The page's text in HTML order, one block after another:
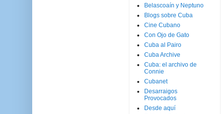
Belascoaín y Neptuno
Blogs sobre Cuba
Cine Cubano
Con Ojo de Gato
Cuba al Pairo
Cuba Archive
Cuba: el archivo de
Connie
Cubanet
Desarraigos
Provocados
Desde aquí